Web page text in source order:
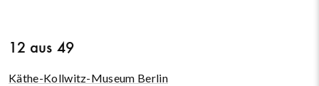
12 aus 49
Käthe-Kollwitz-Museum Berlin